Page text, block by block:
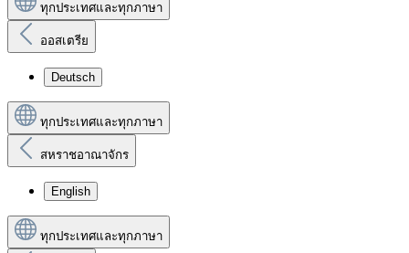
ทุกประเทศและทุกภาษา
ออสเตรีย
Deutsch
ทุกประเทศและทุกภาษา
สหราชอาณาจักร
English
ทุกประเทศและทุกภาษา